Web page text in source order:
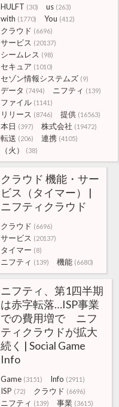
HULFT (30) us (263)
with (1770) You (412)
クラウド (6696)
サービス (20137)
シームレス (98)
セキュア (1010)
セゾン情報システムズ (9)
データ (7494) ニフティ (139)
ファイル (1141)
リリース (8746) 提供 (16563)
本日 (397) 株式会社 (19472)
転送 (206) 連携 (4105)
（火） (38)
クラウド 機能・サー
ビス（タイマー） |
ニフティクラウド
クラウド (6696)
サービス (20137)
タイマー (8)
ニフティ (139) 機能 (6680)
ニフティ、第1四半期
は赤字転落…ISP事業
での費用増で ニフ
ティクラウドが拡大
続く | Social Game
Info
Game (3151) Info (2911)
ISP (72) クラウド (6696)
ニフティ (139) 事業 (3615)